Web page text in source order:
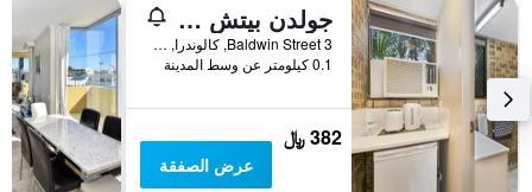
جولدن بيتش موتور إن
3 Baldwin Street, كالوندرا, QLD, أستراليا
0.1 كيلومتر عن وسط المدينة
382 ﷼
عرض الصفقة